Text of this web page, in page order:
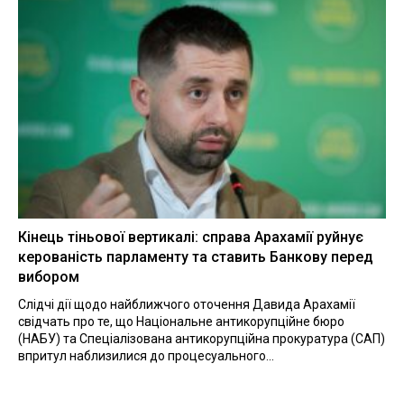
Кінець тіньової вертикалі: справа Арахамії руйнує
керованість парламенту та ставить Банкову перед
вибором
Слідчі дії щодо найближчого оточення Давида Арахамії
свідчать про те, що Національне антикорупційне бюро
(НАБУ) та Спеціалізована антикорупційна прокуратура (САП)
впритул наблизилися до процесуального...